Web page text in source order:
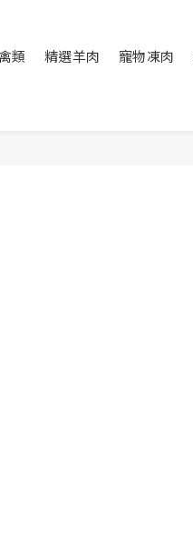
類 精選羊肉 寵物凍肉